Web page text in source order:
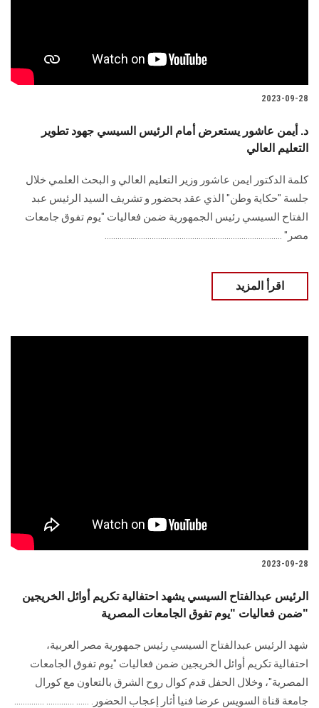
2023-09-28
د. أيمن عاشور يستعرض أمام الرئيس السيسي جهود تطوير
التعليم العالي
كلمة الدكتور ايمن عاشور وزير التعليم العالي و البحث العلمي خلال
جلسة "حكاية وطن" الذي عقد بحضور و تشريف السيد الرئيس عبد
الفتاح السيسي رئيس الجمهورية ضمن فعاليات "يوم تفوق جامعات
مصر" ...................................................................................
اقرأ المزيد
2023-09-28
الرئيس عبدالفتاح السيسي يشهد احتفالية تكريم أوائل الخريجين
ضمن فعاليات "يوم تفوق الجامعات المصرية"
شهد الرئيس عبدالفتاح السيسي رئيس جمهورية مصر العربية،
احتفالية تكريم أوائل الخريجين ضمن فعاليات "يوم تفوق الجامعات
المصرية"، وخلال الحفل قدم كوال روح الشرق بالتعاون مع كورال
جامعة قناة السويس عرضا فنيا أثار إعجاب الحضور. ...... ............. ..............